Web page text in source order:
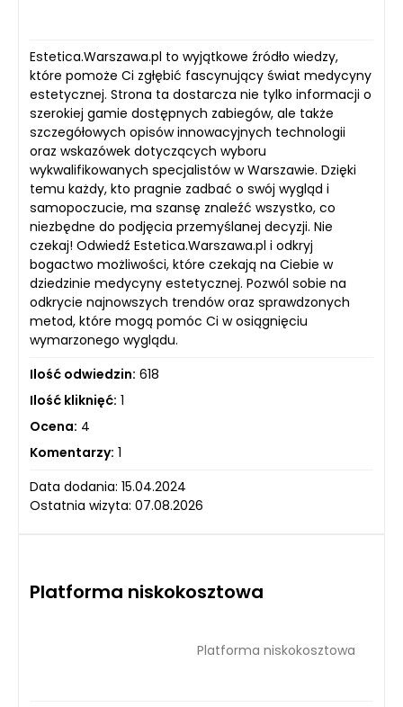
Estetica.Warszawa.pl to wyjątkowe źródło wiedzy,
które pomoże Ci zgłębić fascynujący świat medycyny
estetycznej. Strona ta dostarcza nie tylko informacji o
szerokiej gamie dostępnych zabiegów, ale także
szczegółowych opisów innowacyjnych technologii
oraz wskazówek dotyczących wyboru
wykwalifikowanych specjalistów w Warszawie. Dzięki
temu każdy, kto pragnie zadbać o swój wygląd i
samopoczucie, ma szansę znaleźć wszystko, co
niezbędne do podjęcia przemyślanej decyzji. Nie
czekaj! Odwiedź Estetica.Warszawa.pl i odkryj
bogactwo możliwości, które czekają na Ciebie w
dziedzinie medycyny estetycznej. Pozwól sobie na
odkrycie najnowszych trendów oraz sprawdzonych
metod, które mogą pomóc Ci w osiągnięciu
wymarzonego wyglądu.
Ilość odwiedzin: 618
Ilość kliknięć: 1
Ocena: 4
Komentarzy: 1
Data dodania: 15.04.2024
Ostatnia wizyta: 07.08.2026
Platforma niskokosztowa
Platforma niskokosztowa